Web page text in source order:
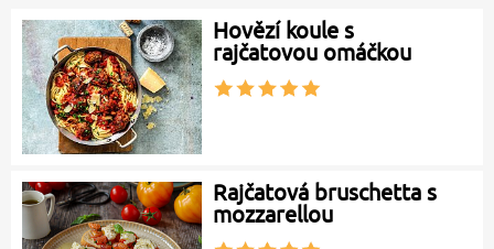
Hovězí koule s
rajčatovou omáčkou
Rajčatová bruschetta s
mozzarellou